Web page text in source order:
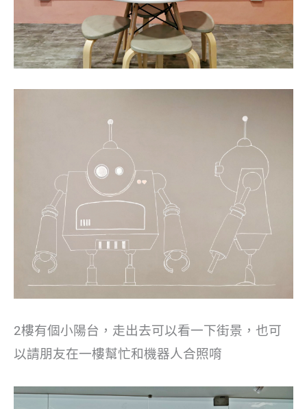
2樓有個小陽台，走出去可以看一下街景，也可
以請朋友在一樓幫忙和機器人合照唷